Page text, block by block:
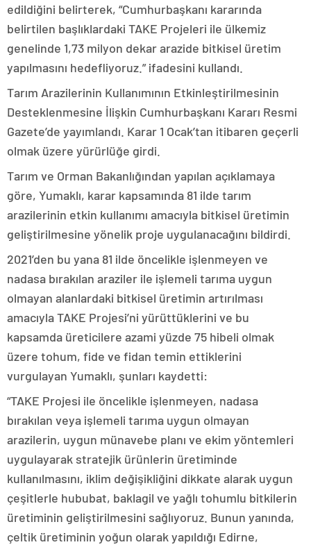
edildiğini belirterek, “Cumhurbaşkanı kararında
belirtilen başlıklardaki TAKE Projeleri ile ülkemiz
genelinde 1,73 milyon dekar arazide bitkisel üretim
yapılmasını hedefliyoruz.” ifadesini kullandı.
Tarım Arazilerinin Kullanımının Etkinleştirilmesinin
Desteklenmesine İlişkin Cumhurbaşkanı Kararı Resmi
Gazete’de yayımlandı. Karar 1 Ocak’tan itibaren geçerli
olmak üzere yürürlüğe girdi.
Tarım ve Orman Bakanlığından yapılan açıklamaya
göre, Yumaklı, karar kapsamında 81 ilde tarım
arazilerinin etkin kullanımı amacıyla bitkisel üretimin
geliştirilmesine yönelik proje uygulanacağını bildirdi.
2021’den bu yana 81 ilde öncelikle işlenmeyen ve
nadasa bırakılan araziler ile işlemeli tarıma uygun
olmayan alanlardaki bitkisel üretimin artırılması
amacıyla TAKE Projesi’ni yürüttüklerini ve bu
kapsamda üreticilere azami yüzde 75 hibeli olmak
üzere tohum, fide ve fidan temin ettiklerini
vurgulayan Yumaklı, şunları kaydetti:
“TAKE Projesi ile öncelikle işlenmeyen, nadasa
bırakılan veya işlemeli tarıma uygun olmayan
arazilerin, uygun münavebe planı ve ekim yöntemleri
uygulayarak stratejik ürünlerin üretiminde
kullanılmasını, iklim değişikliğini dikkate alarak uygun
çeşitlerle hububat, baklagil ve yağlı tohumlu bitkilerin
üretiminin geliştirilmesini sağlıyoruz. Bunun yanında,
çeltik üretiminin yoğun olarak yapıldığı Edirne,